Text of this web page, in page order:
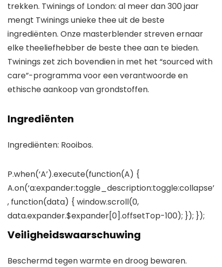
trekken. Twinings of London: al meer dan 300 jaar
mengt Twinings unieke thee uit de beste
ingrediënten. Onze masterblender streven ernaar
elke theeliefhebber de beste thee aan te bieden.
Twinings zet zich bovendien in met het “sourced with
care”-programma voor een verantwoorde en
ethische aankoop van grondstoffen.
Ingrediënten
Ingrediënten: Rooibos.
P.when(‘A’).execute(function(A) {
A.on(‘a:expander:toggle_description:toggle:collapse’
, function(data) { window.scroll(0,
data.expander.$expander[0].offsetTop-100); }); });
Veiligheidswaarschuwing
Beschermd tegen warmte en droog bewaren.